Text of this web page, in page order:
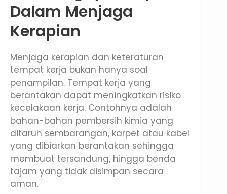
Dalam Menjaga
Kerapian
Menjaga kerapian dan keteraturan
tempat kerja bukan hanya soal
penampilan. Tempat kerja yang
berantakan dapat meningkatkan risiko
kecelakaan kerja. Contohnya adalah
bahan-bahan pembersih kimia yang
ditaruh sembarangan, karpet atau kabel
yang dibiarkan berantakan sehingga
membuat tersandung, hingga benda
tajam yang tidak disimpan secara
aman.